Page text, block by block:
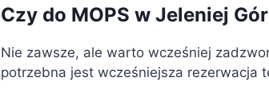
Czy do MOPS w Jeleniej
Nie zawsze, ale warto wcześniej
potrzebna jest wcześniejsza rezerwacja